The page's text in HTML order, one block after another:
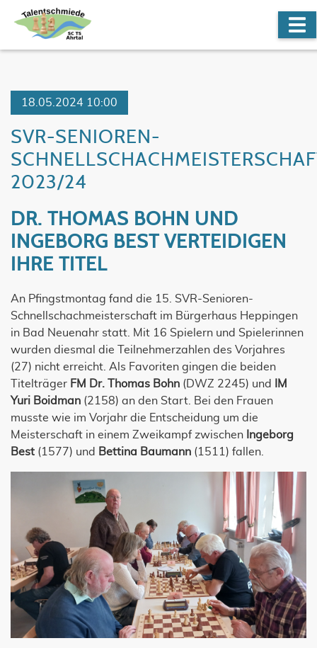
18.05.2024 10:00
SVR-SENIOREN-
2023/24
DR. THOMAS BOHN UND
INGEBORG BEST VERTEIDIGEN
IHRE TITEL
An Pfingstmontag fand die 15. SVR-Senioren-
Schnellschachmeisterschaft im Bürgerhaus Heppingen
in Bad Neuenahr statt. Mit 16 Spielern und Spielerinnen
wurden diesmal die Teilnehmerzahlen des Vorjahres
(27) nicht erreicht. Als Favoriten gingen die beiden
Titelträger FM Dr. Thomas Bohn (DWZ 2245) und
IM
Yuri Boidman (2158) an den Start. Bei den Frauen
musste wie im Vorjahr die Entscheidung um die
Meisterschaft in einem Zweikampf zwischen Ingeborg
Best (1577) und Bettina Baumann (1511) fallen.